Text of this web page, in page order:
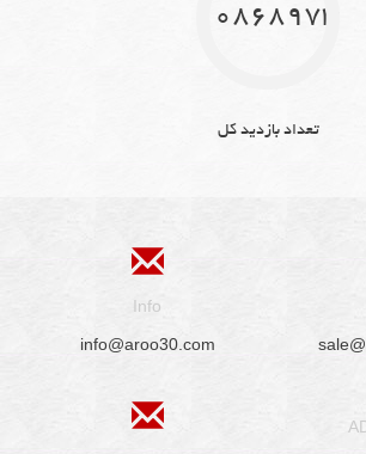
10868973
تعداد بازدید کل
Info
info@aroo30.com